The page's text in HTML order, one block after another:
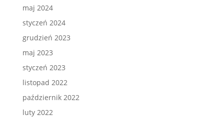
maj 2024
styczeń 2024
grudzień 2023
maj 2023
styczeń 2023
listopad 2022
październik 2022
luty 2022